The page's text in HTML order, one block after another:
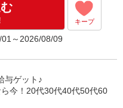
キープ
～2026/08/09
与ゲット♪
ら今！20代30代40代50代60